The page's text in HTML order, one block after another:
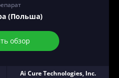
(Польша)
обзор
Ai Cure Technologies, Inc.